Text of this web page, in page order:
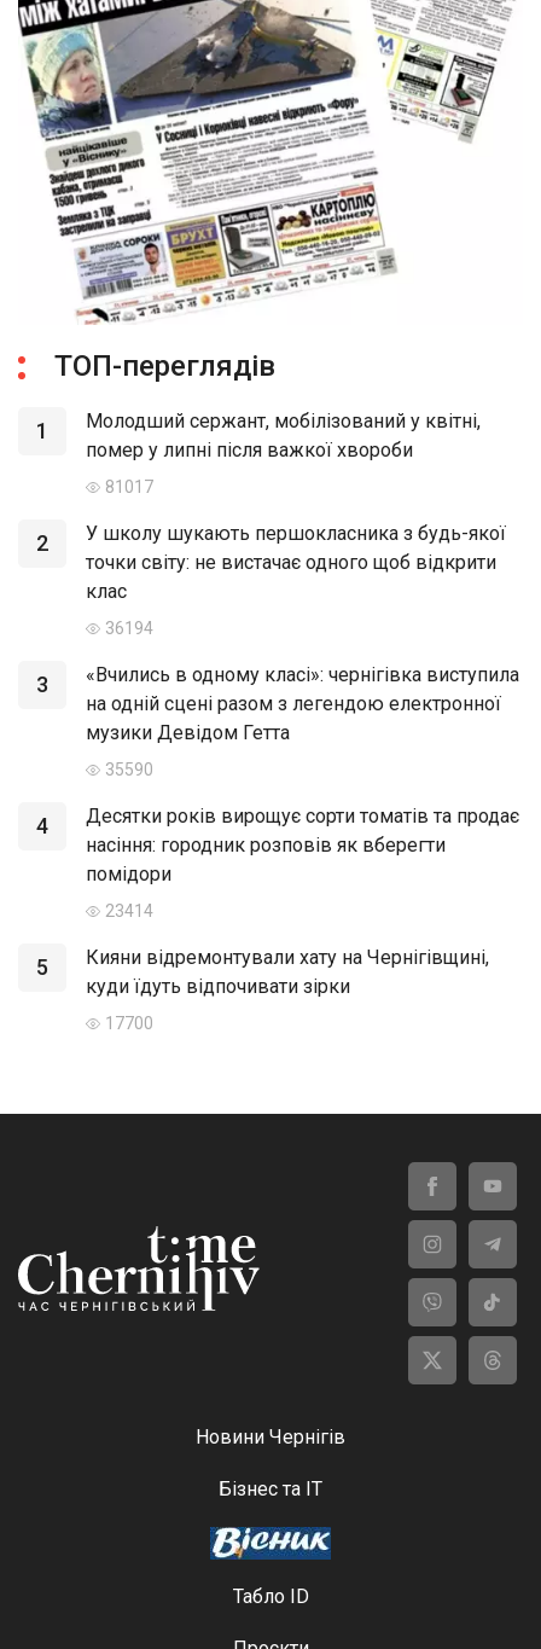
ТОП-переглядів
1
Молодший сержант, мобілізований у квітні,
помер у липні після важкої хвороби
81017
2
У школу шукають першокласника з будь-якої
точки світу: не вистачає одного щоб відкрити
клас
36194
3
«Вчились в одному класі»: чернігівка виступила
на одній сцені разом з легендою електронної
музики Девідом Гетта
35590
4
Десятки років вирощує сорти томатів та продає
насіння: городник розповів як вберегти
помідори
23414
5
Кияни відремонтували хату на Чернігівщині,
куди їдуть відпочивати зірки
17700
Новини Чернігів
Бізнес та ІТ
Табло ID